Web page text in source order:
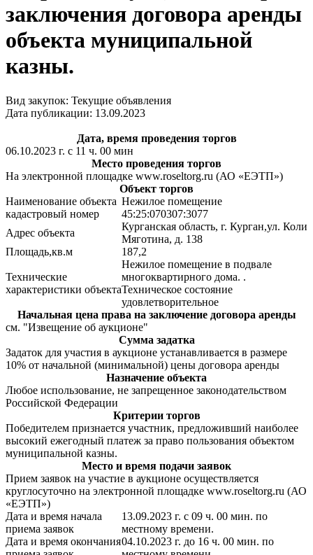
заключения договора аренды
объекта муниципальной
казны.
Вид закупок: Текущие объявления
Дата публикации: 13.09.2023
Дата, время проведения торгов
06.10.2023 г. с 11 ч. 00 мин
Место проведения торгов
На электронной площадке www.roseltorg.ru (АО «ЕЭТП»)
Объект торгов
Наименование объекта Нежилое помещение
кадастровый номер
45:25:070307:3077
Адрес объекта
Курганская область, г. Курган,ул. Коли
Мяготина, д. 138
Площадь,кв.м
187,2
Технические
характеристики объекта
Нежилое помещение в подвале
многоквартирного дома. .
Техническое состояние
удовлетворительное
Начальная цена права на заключение договора аренды
см. "Извещение об аукционе"
Сумма задатка
Задаток для участия в аукционе устанавливается в размере
10% от начальной (минимальной) цены договора аренды
Назначение объекта
Любое использование, не запрещенное законодательством
Российской Федерации
Критерии торгов
Победителем признается участник, предложивший наиболее
высокий ежегодный платеж за право пользования объектом
муниципальной казны.
Место и время подачи заявок
Прием заявок на участие в аукционе осуществляется
круглосуточно на электронной площадке www.roseltorg.ru (АО
«ЕЭТП»)
Дата и время начала
приема заявок
13.09.2023 г. с 09 ч. 00 мин. по
местному времени.
Дата и время окончания04.10.2023 г. до 16 ч. 00 мин. по